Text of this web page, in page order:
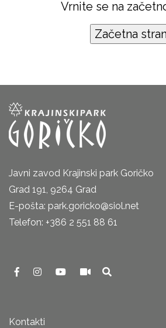
Vrnite se na
Javni zavod Krajinski park Goričko
Grad 191, 9264 Grad
E-pošta: park.goricko@siol.net
Telefon: +386 2 551 88 61
Kontakti